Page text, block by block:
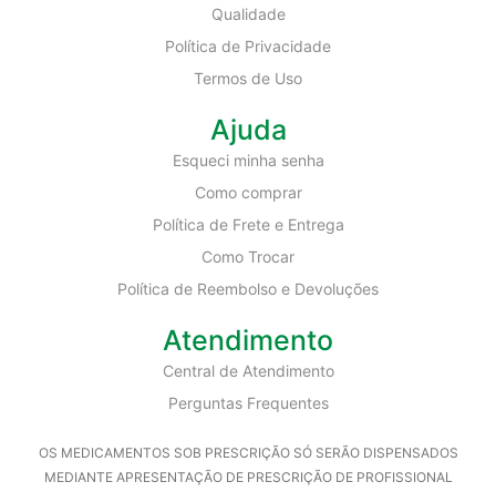
Qualidade
Política de Privacidade
Termos de Uso
Ajuda
Esqueci minha senha
Como comprar
Política de Frete e Entrega
Como Trocar
Política de Reembolso e Devoluções
Atendimento
Central de Atendimento
Perguntas Frequentes
OS MEDICAMENTOS SOB PRESCRIÇÃO SÓ SERÃO DISPENSADOS
MEDIANTE APRESENTAÇÃO DE PRESCRIÇÃO DE PROFISSIONAL